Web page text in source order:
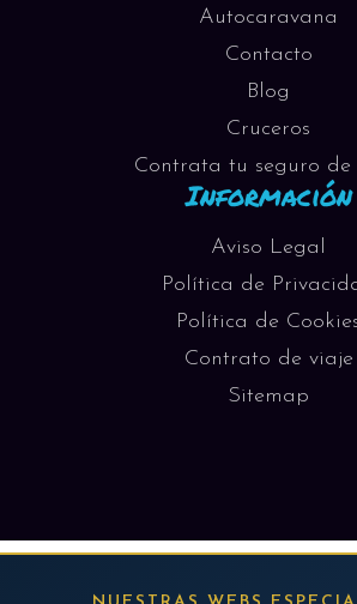
Autocaravana
Contacto
Blog
Cruceros
Contrata tu seguro de
Información
Aviso Legal
Política de
Política de
Contrato de viaje
Sitemap